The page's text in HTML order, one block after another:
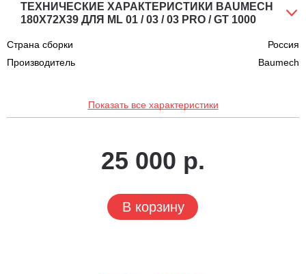
ТЕХНИЧЕСКИЕ ХАРАКТЕРИСТИКИ BAUMECH
180Х72Х39 ДЛЯ ML 01 / 03 / 03 PRO / GT 1000
Страна сборки
Россия
Производитель
Baumech
Показать все характеристики
25 000 р.
В корзину